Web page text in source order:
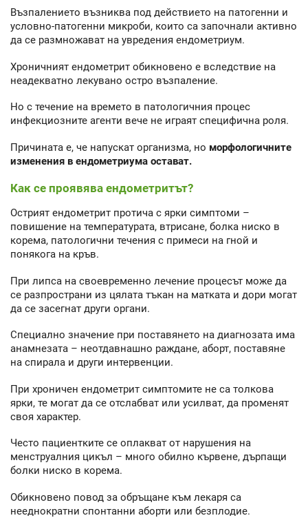
Възпалението възниква под действието на патогенни и
условно-патогенни микроби, които са започнали активно
да се размножават на увредения ендометриум.
Хроничният ендометрит обикновено е вследствие на
неадекватно лекувано остро възпаление.
Но с течение на времето в патологичния процес
инфекциозните агенти вече не играят специфична роля.
Причината е, че напускат организма, но морфологичните
изменения в ендометриума остават.
Как се проявява ендометритът?
Острият ендометрит протича с ярки симптоми –
повишение на температурата, втрисане, болка ниско в
корема, патологични течения с примеси на гной и
понякога на кръв.
При липса на своевременно лечение процесът може да
се разпространи из цялата тъкан на матката и дори могат
да се засегнат други органи.
Специално значение при поставянето на диагнозата има
анамнезата – неотдавнашно раждане, аборт, поставяне
на спирала и други интервенции.
При хроничен ендометрит симптомите не са толкова
ярки, те могат да се отслабват или усилват, да променят
своя характер.
Често пациентките се оплакват от нарушения на
менструалния цикъл – много обилно кървене, дърпащи
болки ниско в корема.
Обикновено повод за обръщане към лекаря са
нееднократни спонтанни аборти или безплодие.